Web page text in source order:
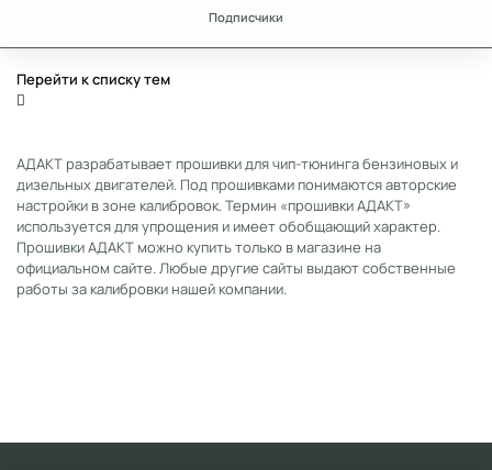
Подписчики
Перейти к списку тем
АДАКТ разрабатывает прошивки для чип-тюнинга бензиновых и
дизельных двигателей. Под прошивками понимаются авторские
настройки в зоне калибровок. Термин «прошивки АДАКТ»
используется для упрощения и имеет обобщающий характер.
Прошивки АДАКТ можно купить только в магазине на
официальном сайте. Любые другие сайты выдают собственные
работы за калибровки нашей компании.